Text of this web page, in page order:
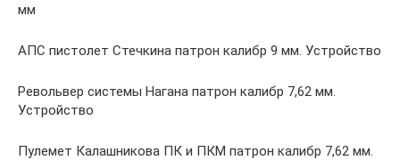
мм
АПС пистолет Стечкина патрон калибр 9 мм. Устройство
Револьвер системы Нагана патрон калибр 7,62 мм.
Устройство
Пулемет Калашникова ПК и ПКМ патрон калибр 7,62 мм.